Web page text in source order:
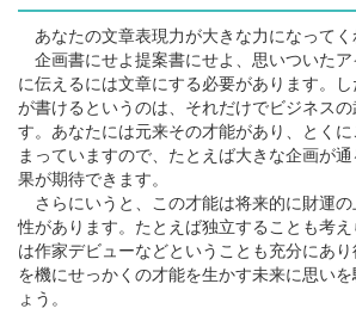
あなたの文章表現力が大きな力になってく
企画書にせよ提案書にせよ、思いついた
に伝えるには文章にする必要があります。
が書けるというのは、それだけでビジネス
す。あなたには元来その才能があり、とく
まっていますので、たとえば大きな企画が
果が期待できます。
さらにいうと、この才能は将来的に財運
性があります。たとえば独立することも考
は作家デビューなどということも充分にあ
を機にせっかくの才能を生かす未来に思い
ょう。